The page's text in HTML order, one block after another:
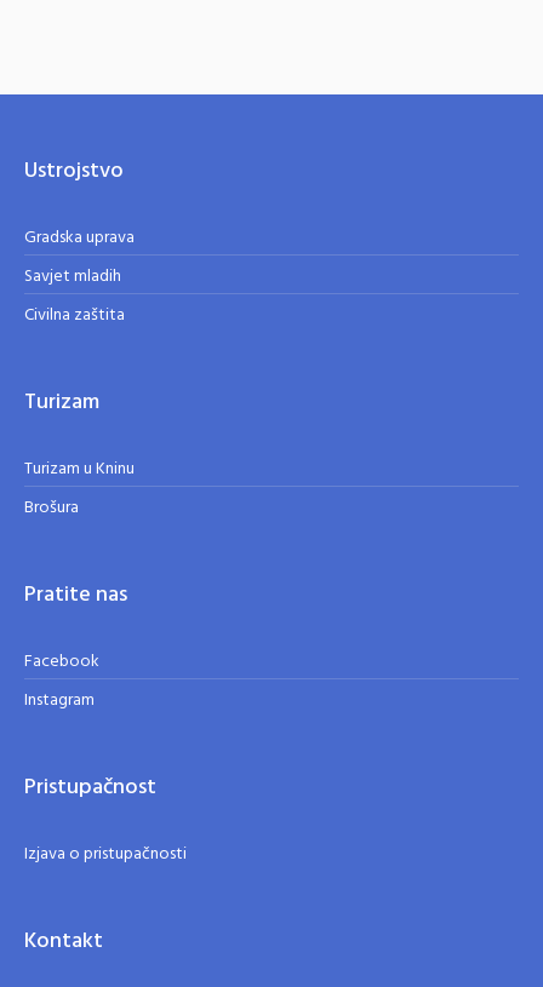
Ustrojstvo
Gradska uprava
Savjet mladih
Civilna zaštita
Turizam
Turizam u Kninu
Brošura
Pratite nas
Facebook
Instagram
Pristupačnost
Izjava o pristupačnosti
Kontakt